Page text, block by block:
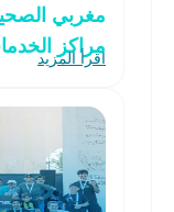
مغربي
مراكز
اقرأ المزيد